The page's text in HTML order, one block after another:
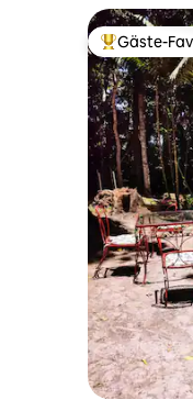
Beliebter
Gäste-